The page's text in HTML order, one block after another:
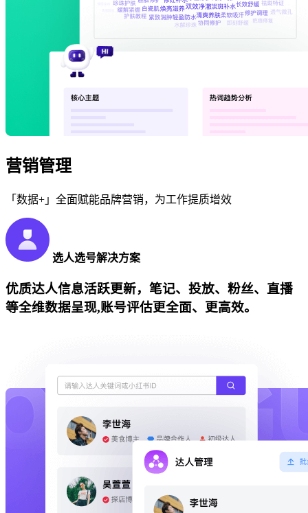
营销管理
「数据+」全面赋能品牌营销，为工作提质增效
选人选号解决方案
优质达人信息活跃更新，笔记、投放、粉丝、直播
等全维数据呈现,账号评估更全面、更高效。